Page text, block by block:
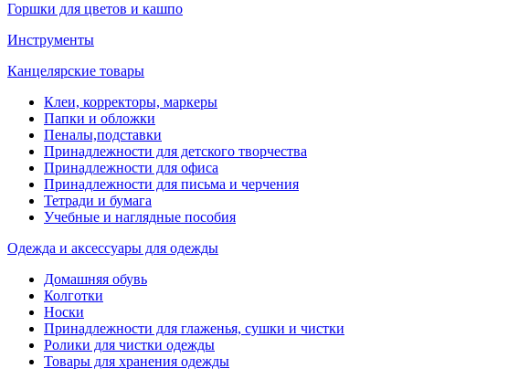
Горшки для цветов и кашпо
Инструменты
Канцелярские товары
Клеи, корректоры, маркеры
Папки и обложки
Пеналы,подставки
Принадлежности для детского творчества
Принадлежности для офиса
Принадлежности для письма и черчения
Тетради и бумага
Учебные и наглядные пособия
Одежда и аксессуары для одежды
Домашняя обувь
Колготки
Носки
Принадлежности для глаженья, сушки и чистки
Ролики для чистки одежды
Товары для хранения одежды